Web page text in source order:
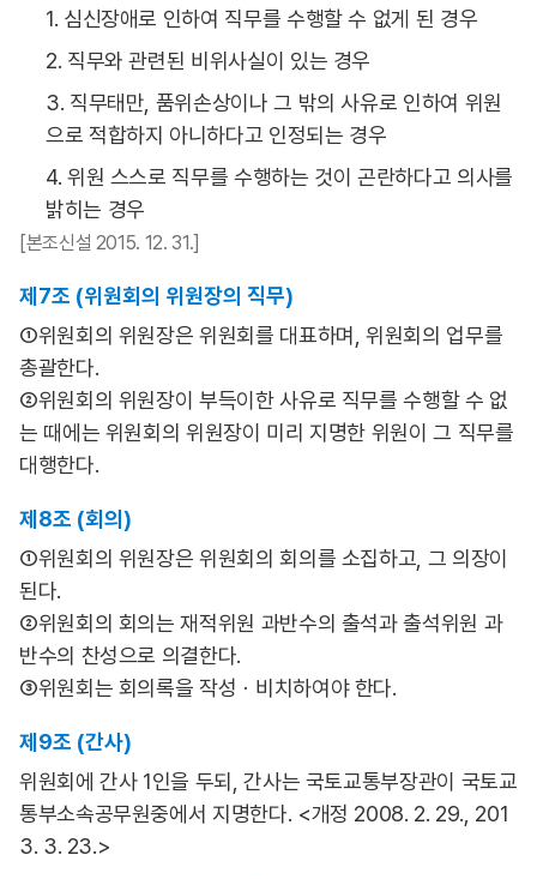
1. 심신장애로 인하여 직무를 수행할 수 없게 된 경우
2. 직무와 관련된 비위사실이 있는 경우
3. 직무태만, 품위손상이나 그 밖의 사유로 인하여 위원
으로 적합하지 아니하다고 인정되는 경우
4. 위원 스스로 직무를 수행하는 것이 곤란하다고 의사를
밝히는 경우
[본조신설 2015. 12. 31.]
제7조 (위원회의 위원장의 직무)
①위원회의 위원장은 위원회를 대표하며, 위원회의 업무를
총괄한다.
②위원회의 위원장이 부득이한 사유로 직무를 수행할 수 없
는 때에는 위원회의 위원장이 미리 지명한 위원이 그 직무를
대행한다.
제8조 (회의)
①위원회의 위원장은 위원회의 회의를 소집하고, 그 의장이
된다.
②위원회의 회의는 재적위원 과반수의 출석과 출석위원 과
반수의 찬성으로 의결한다.
③위원회는 회의록을 작성ㆍ비치하여야 한다.
제9조 (간사)
위원회에 간사 1인을 두되, 간사는 국토교통부장관이 국토교
통부소속공무원중에서 지명한다. <개정 2008. 2. 29., 201
3. 3. 23.>